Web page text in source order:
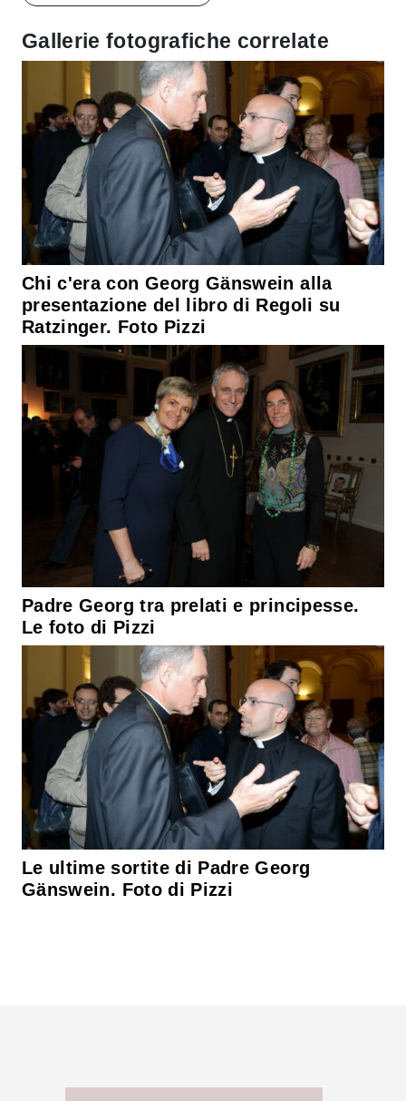
Gallerie fotografiche correlate
Chi c'era con Georg Gänswein alla
presentazione del libro di Regoli su
Ratzinger. Foto Pizzi
Padre Georg tra prelati e principesse.
Le foto di Pizzi
Le ultime sortite di Padre Georg
Gänswein. Foto di Pizzi